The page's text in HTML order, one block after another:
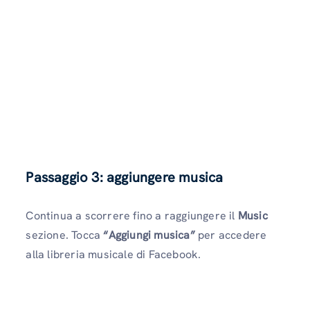
Passaggio 3: aggiungere musica
Continua a scorrere fino a raggiungere il Music
sezione. Tocca“Aggiungi musica”per accedere
alla libreria musicale di Facebook.